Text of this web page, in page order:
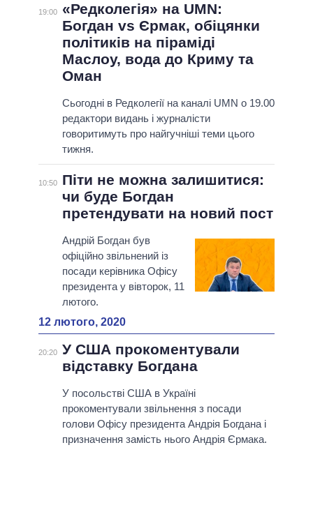
19:00
«Редколегія» на UMN:
Богдан vs Єрмак, обіцянки
політиків на піраміді
Маслоу, вода до Криму та
Оман
Сьогодні в Редколегії на каналі UMN о 19.00
редактори видань і журналісти
говоритимуть про найгучніші теми цього
тижня.
10:50
Піти не можна залишитися:
чи буде Богдан
претендувати на новий пост
Андрій Богдан був
офіційно звільнений із
посади керівника Офісу
президента у вівторок, 11
лютого.
12 лютого, 2020
20:20 У США прокоментували
відставку Богдана
У посольстві США в Україні
прокоментували звільнення з посади
голови Офісу президента Андрія Богдана і
призначення замість нього Андрія Єрмака.